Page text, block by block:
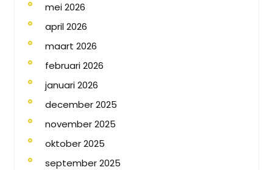
mei 2026
april 2026
maart 2026
februari 2026
januari 2026
december 2025
november 2025
oktober 2025
september 2025